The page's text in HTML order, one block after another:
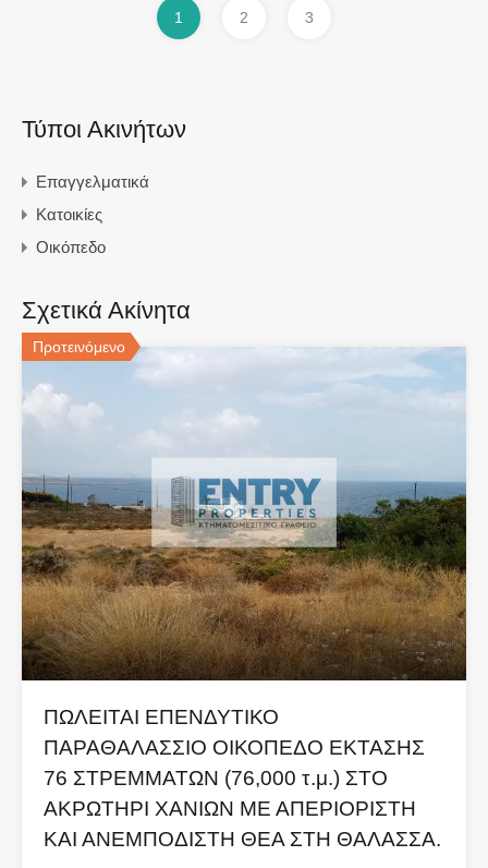
1 2 3
Τύποι Ακινήτων
Επαγγελματικά
Κατοικίες
Οικόπεδο
Σχετικά Ακίνητα
Προτεινόμενο
ΠΩΛΕΙΤΑΙ ΕΠΕΝΔΥΤΙΚΟ
ΠΑΡΑΘΑΛΑΣΣΙΟ ΟΙΚΟΠΕΔΟ ΕΚΤΑΣΗΣ
76 ΣΤΡΕΜΜΑΤΩΝ (76,000 τ.μ.) ΣΤΟ
ΑΚΡΩΤΗΡΙ ΧΑΝΙΩΝ ΜΕ ΑΠΕΡΙΟΡΙΣΤΗ
ΚΑΙ ΑΝΕΜΠΟΔΙΣΤΗ ΘΕΑ ΣΤΗ ΘΑΛΑΣΣΑ.